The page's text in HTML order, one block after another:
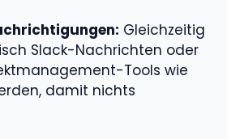
Gleichzeitig
Slack-Nachrichten oder
Tools wie
damit nichts